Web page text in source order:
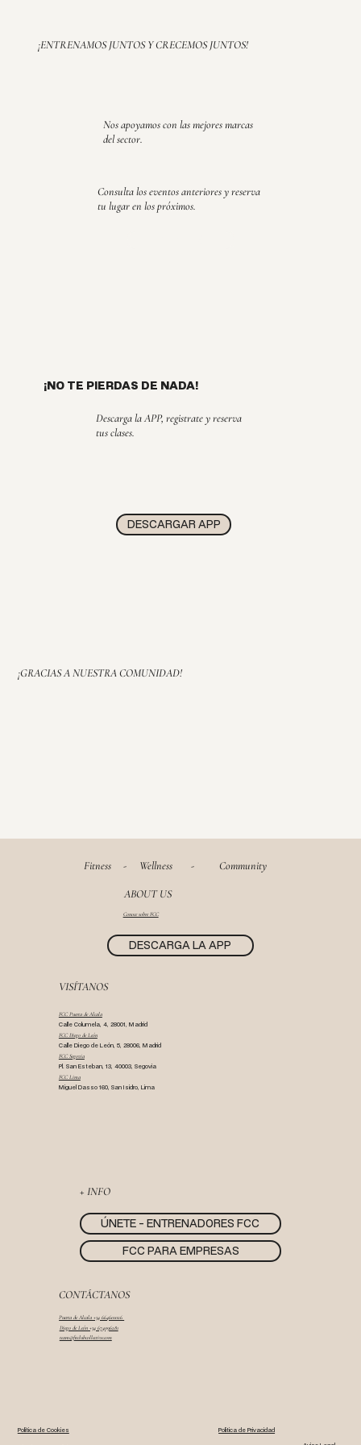
¡ENTRENAMOS JUNTOS Y CRECEMOS JUNTOS!
Nos apoyamos con las mejores marcas
del sector.
Consulta los eventos anteriores y reserva
tu lugar en los próximos.
¡NO TE PIERDAS DE NADA!
DESCARGAR APP
Descarga la APP, registrate y reserva
tus clases.
¡GRACIAS A NUESTRA COMUNIDAD!
ABOUT US
Conoce sobre FCC
DESCARGA LA APP
Wellness
- -
Fitness Community
VISÍTANOS
FCC Puerta de Alcala
Calle Columela, 4, 28001, Madrid
FCC Diego de León
Calle Diego de León, 5, 28006, Madrid
FCC Segovia
Pl. San Esteban, 13, 40003, Segovia
FCC Lima
Miguel Dasso 160, San Isidro, Lima
ÚNETE - ENTRENADORES FCC
+ INFO
FCC PARA EMPRESAS
CONTÁCTANOS
Puerta de Alcala +34 664601026
Diego de León +34 674096281
team@fitclubcollective.com
Política de Cookies
Politica de Privacidad